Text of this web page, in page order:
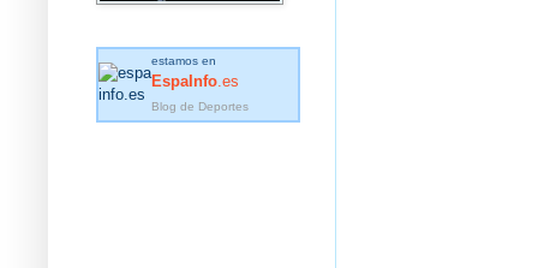
estamos en
EspaInfo .es
Blog de Deportes